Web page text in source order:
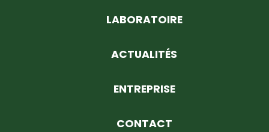
LABORATOIRE
ACTUALITÉS
ENTREPRISE
CONTACT